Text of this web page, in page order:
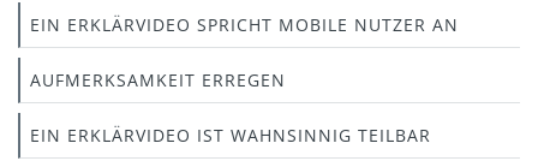
EIN ERKLÄRVIDEO SPRICHT MOBILE NUTZER AN
AUFMERKSAMKEIT ERREGEN
EIN ERKLÄRVIDEO IST WAHNSINNIG TEILBAR